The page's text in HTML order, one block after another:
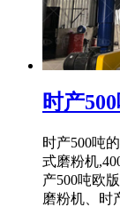
时产
时产500吨
式磨粉机
产500吨欧
磨粉机、时